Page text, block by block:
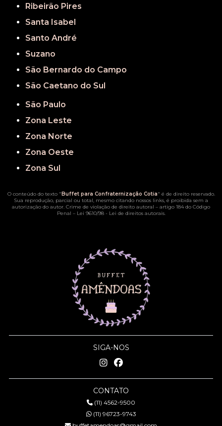
Ribeirão Pires
Santa Isabel
Santo André
Suzano
São Bernardo do Campo
São Caetano do Sul
São Paulo
Zona Leste
Zona Norte
Zona Oeste
Zona Sul
O conteúdo do texto " Buffet para Confraternização Cotia" é de direito reservado.
Sua reprodução, parcial ou total, mesmo citando nossos links, é proibida sem a
autorização do autor. Crime de violação de direito autoral – artigo 184 do Código
Penal – Lei 9610/98 - Lei de direitos autorais.
SIGA-NOS
CONTATO
(11) 4562-9500
(11) 96723-9743